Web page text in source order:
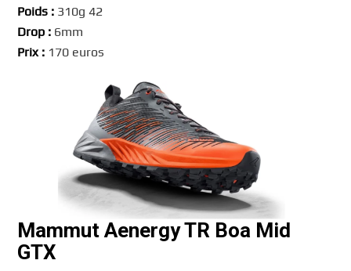
Poids : 310g 42
Drop : 6mm
Prix : 170 euros
Mammut Aenergy TR Boa Mid
GTX